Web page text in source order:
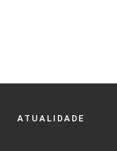
ATUALIDADE